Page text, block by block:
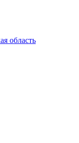
область